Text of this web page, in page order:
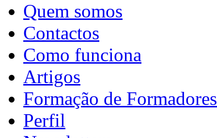
Quem somos
Contactos
Como funciona
Artigos
Formação de Formadores
Perfil